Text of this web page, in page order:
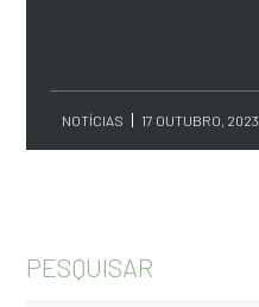
NOTÍCIAS 17 OUTUBRO, 2023
PESQUISAR